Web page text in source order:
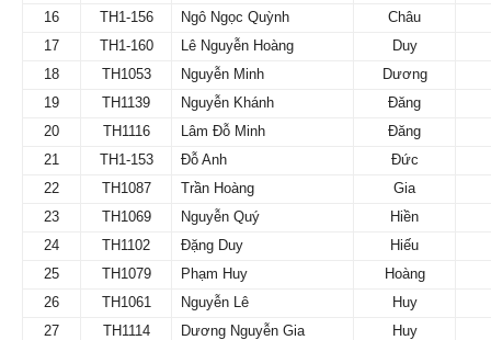
16
TH1-156 Ngô Ngọc Quỳnh
Châu
17
TH1-160 Lê Nguyễn Hoàng
Duy
18
TH1053 Nguyễn Minh
Dương
19
TH1139 Nguyễn Khánh
Đăng
20
TH1116 Lâm Đỗ Minh
Đăng
21
TH1-153 Đỗ Anh
Đức
22
TH1087 Trần Hoàng
Gia
23
TH1069 Nguyễn Quý
Hiền
24
TH1102 Đặng Duy
Hiếu
25
TH1079 Phạm Huy
Hoàng
26
TH1061 Nguyễn Lê
Huy
27
TH1114 Dương Nguyễn Gia
Huy